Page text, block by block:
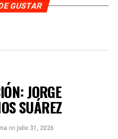
GUSTAR
JORGE
SUÁREZ
on julio 31, 2026